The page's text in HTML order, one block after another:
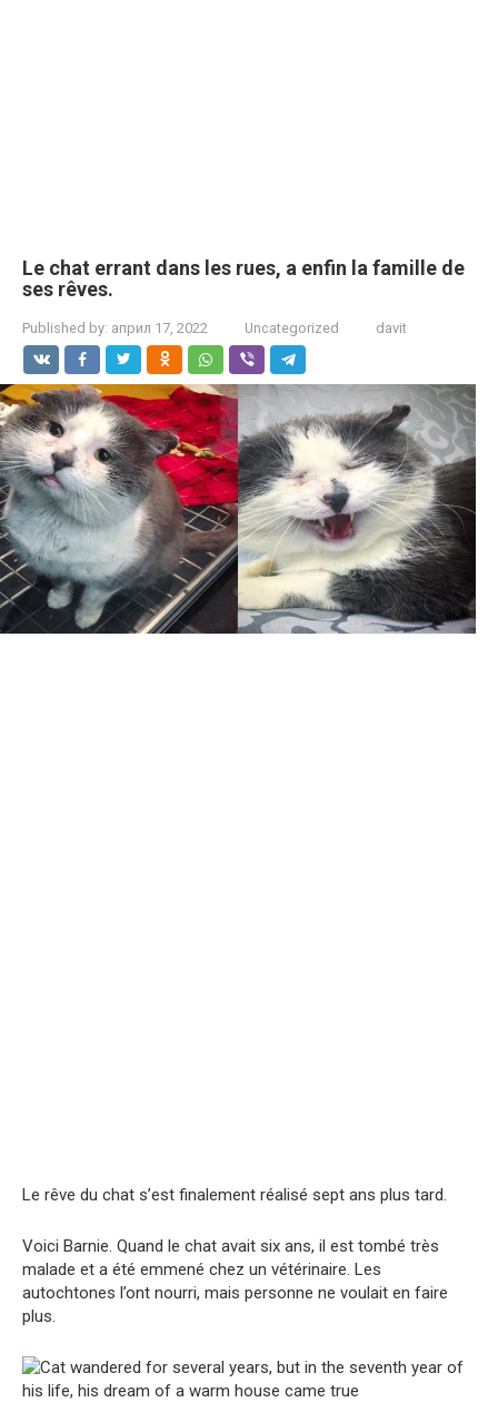
Le chat errant dans les rues, a enfin la famille de
ses rêves.
Published by: април 17, 2022 Uncategorized davit
Le rêve du chat s’est finalement réalisé sept ans plus tard.
Voici Barnie. Quand le chat avait six ans, il est tombé très
malade et a été emmené chez un vétérinaire. Les
autochtones l’ont nourri, mais personne ne voulait en faire
plus.